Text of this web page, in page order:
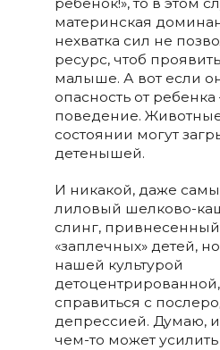
материнская
нехватка сил не
ресурс, чтоб
малыше. А вот если
опасность от ребенка
поведение.
состоянии могут
детенышей.
И никакой, даже
лиловый шелково-
слинг, привнесенный
«заплечных» детей,
нашей культурой
справиться с
депрессией. Думаю,
чем-то может усилить